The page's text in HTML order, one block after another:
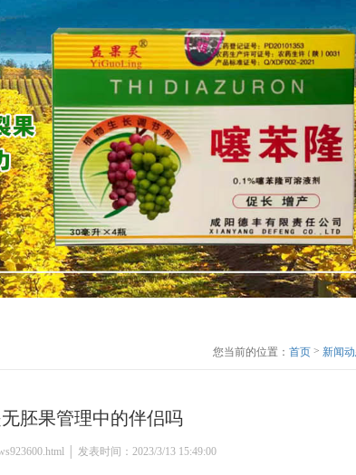
您当前的位置： 首页 > 新闻
胚果管理中的伴侣吗
│ 发表时间：2023/3/13 15:49:00